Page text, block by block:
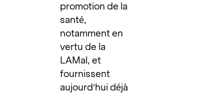
promotion de la
santé,
notamment en
vertu de la
LAMal, et
fournissent
aujourd’hui déjà